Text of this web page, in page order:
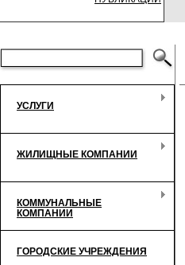
УСЛУГИ
ЖИЛИЩНЫЕ КОМПАНИИ
КОММУНАЛЬНЫЕ
КОМПАНИИ
ГОРОДСКИЕ УЧРЕЖДЕНИЯ